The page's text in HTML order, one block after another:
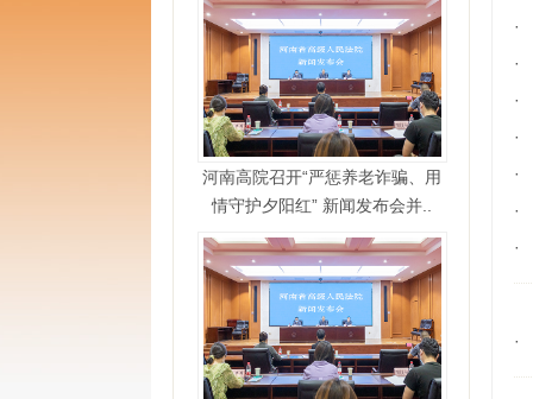
河南高院召开“严惩养老诈骗、用
情守护夕阳红” 新闻发布会并..
·
·
·
·
·
·
·
·